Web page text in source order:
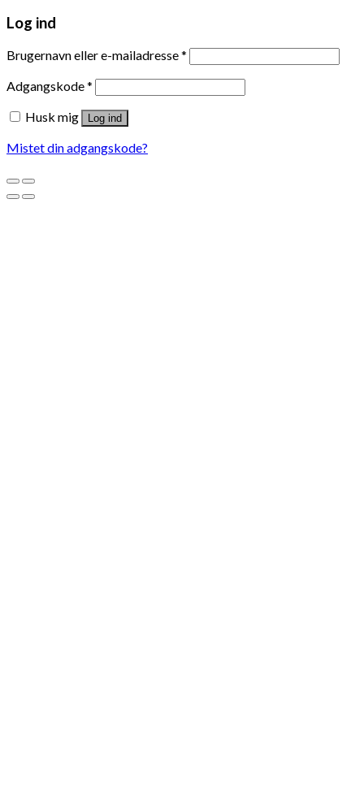
Log ind
Brugernavn eller e-mailadresse*
Adgangskode*
Husk mig
Log ind
Mistet din adgangskode?